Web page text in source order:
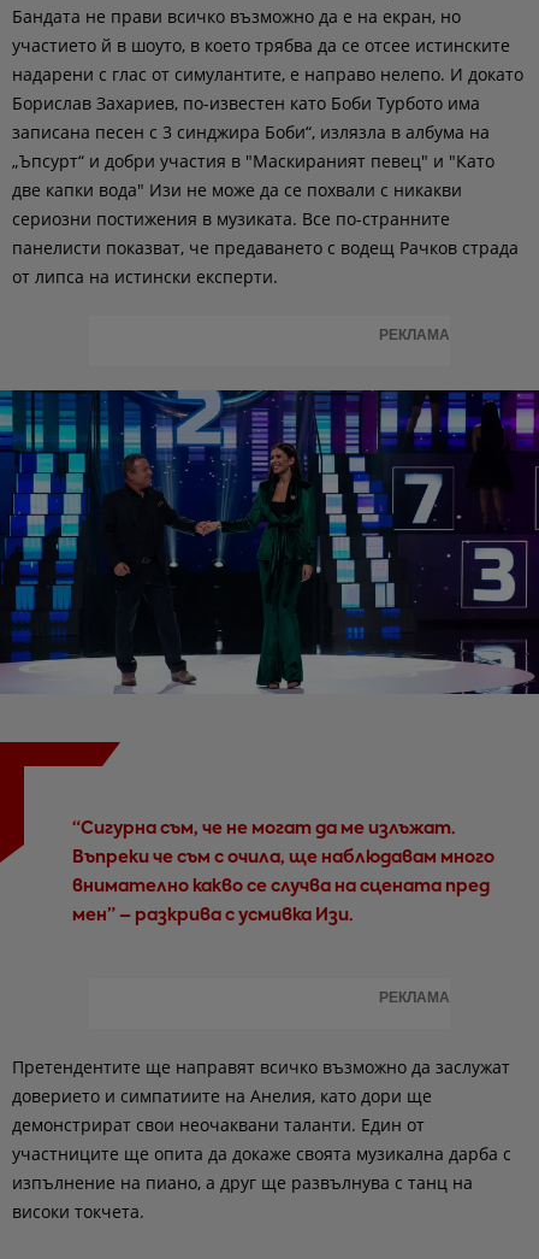
Бандата не прави всичко възможно да е на екран, но
участието й в шоуто, в което трябва да се отсее истинските
надарени с глас от симулантите, е направо нелепо. И докато
Борислав Захариев, по-известен като Боби Турбото има
записана песен с 3 синджира Боби“, излязла в албума на
„Ъпсурт“ и добри участия в "Маскираният певец" и "Като
две капки вода" Изи не може да се похвали с никакви
сериозни постижения в музиката. Все по-странните
панелисти показват, че предаването с водещ Рачков страда
от липса на истински експерти.
РЕКЛАМА
“Сигурна съм, че не могат да ме излъжат.
Въпреки че съм с очила, ще наблюдавам много
внимателно какво се случва на сцената пред
мен” – разкрива с усмивка Изи.
РЕКЛАМА
Претендентите ще направят всичко възможно да заслужат
доверието и симпатиите на Анелия, като дори ще
демонстрират свои неочаквани таланти. Един от
участниците ще опита да докаже своята музикална дарба с
изпълнение на пиано, а друг ще развълнува с танц на
високи токчета.